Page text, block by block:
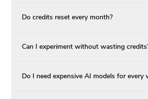
Do credits reset every month?
Can I experiment without wasting
Do I need expensive AI models for every